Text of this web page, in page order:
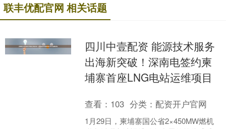
联丰优配官网 相关话题
四川中壹配资 能源技术服务
出海新突破！深南电签约柬
埔寨首座LNG电站运维项目
查看： 103 分类：配资开户官网
1月29日，柬埔寨国公省2×450MW燃机